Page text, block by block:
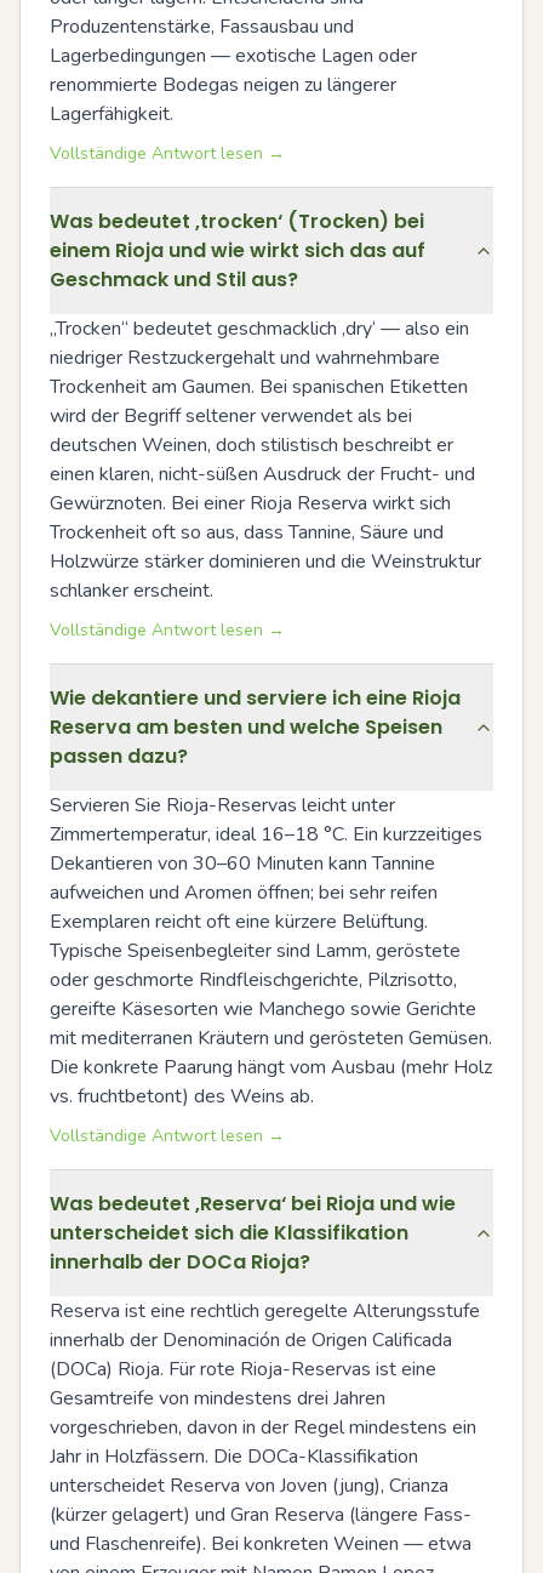
Produzentenstärke, Fassausbau und
Lagerbedingungen — exotische Lagen oder
renommierte Bodegas neigen zu längerer
Lagerfähigkeit.
Vollständige Antwort lesen →
Was bedeutet ‚trocken‘ (Trocken) bei
einem Rioja und wie wirkt sich das auf
Geschmack und Stil aus?
„Trocken“ bedeutet geschmacklich ‚dry‘ — also ein
niedriger Restzuckergehalt und wahrnehmbare
Trockenheit am Gaumen. Bei spanischen Etiketten
wird der Begriff seltener verwendet als bei
deutschen Weinen, doch stilistisch beschreibt er
einen klaren, nicht-süßen Ausdruck der Frucht- und
Gewürznoten. Bei einer Rioja Reserva wirkt sich
Trockenheit oft so aus, dass Tannine, Säure und
Holzwürze stärker dominieren und die Weinstruktur
schlanker erscheint.
Vollständige Antwort lesen →
Wie dekantiere und serviere ich eine Rioja
Reserva am besten und welche Speisen
passen dazu?
Servieren Sie Rioja-Reservas leicht unter
Zimmertemperatur, ideal 16–18 °C. Ein kurzzeitiges
Dekantieren von 30–60 Minuten kann Tannine
aufweichen und Aromen öffnen; bei sehr reifen
Exemplaren reicht oft eine kürzere Belüftung.
Typische Speisenbegleiter sind Lamm, geröstete
oder geschmorte Rindfleischgerichte, Pilzrisotto,
gereifte Käsesorten wie Manchego sowie Gerichte
mit mediterranen Kräutern und gerösteten Gemüsen.
Die konkrete Paarung hängt vom Ausbau (mehr Holz
vs. fruchtbetont) des Weins ab.
Vollständige Antwort lesen →
Was bedeutet ‚Reserva‘ bei Rioja und wie
unterscheidet sich die Klassifikation
innerhalb der DOCa Rioja?
Reserva ist eine rechtlich geregelte Alterungsstufe
innerhalb der Denominación de Origen Calificada
(DOCa) Rioja. Für rote Rioja-Reservas ist eine
Gesamtreife von mindestens drei Jahren
vorgeschrieben, davon in der Regel mindestens ein
Jahr in Holzfässern. Die DOCa-Klassifikation
unterscheidet Reserva von Joven (jung), Crianza
(kürzer gelagert) und Gran Reserva (längere Fass-
und Flaschenreife). Bei konkreten Weinen — etwa